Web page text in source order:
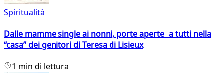
Spiritualità
Dalle mamme single ai nonni, porte aperte a tutti nella
“casa” dei genitori di Teresa di Lisieux
1 min di lettura